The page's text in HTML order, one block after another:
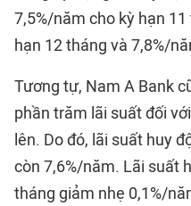
7,5%/năm cho kỳ hạn
hạn 12 tháng và 7,8%/
Tương tự, Nam A Bank
phần trăm lãi suất đối
lên. Do đó, lãi suất huy
còn 7,6%/năm. Lãi suất
tháng giảm nhẹ 0,1%/